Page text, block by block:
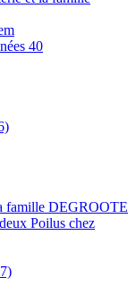
40
famille DEGROOTE
Poilus chez